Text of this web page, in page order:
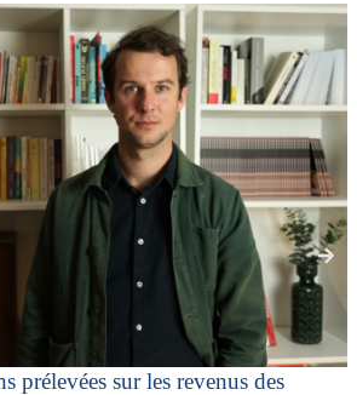
prélevées sur les revenus des